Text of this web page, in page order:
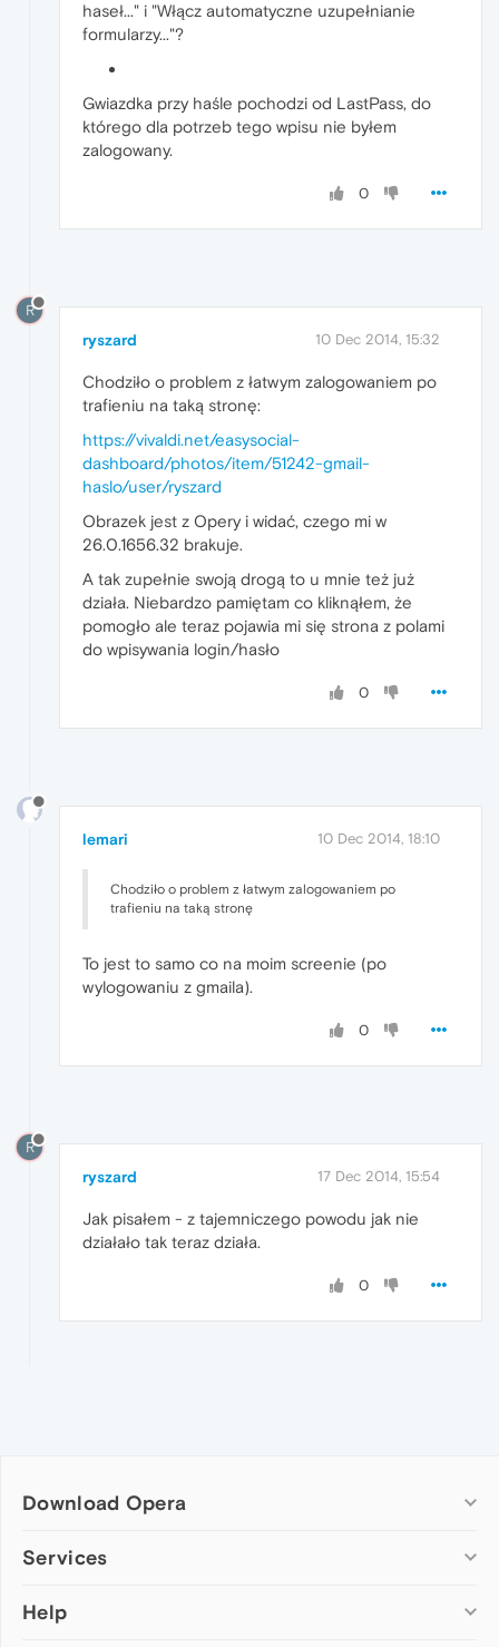
haseł..." i "Włącz automatyczne uzupełnianie
formularzy..."?
Gwiazdka przy haśle pochodzi od LastPass, do
którego dla potrzeb tego wpisu nie byłem
zalogowany.
0
R
ryszard 10 Dec 2014, 15:32
Chodziło o problem z łatwym zalogowaniem po
trafieniu na taką stronę:
https://vivaldi.net/easysocial-
dashboard/photos/item/51242-gmail-
haslo/user/ryszard
Obrazek jest z Opery i widać, czego mi w
26.0.1656.32 brakuje.
A tak zupełnie swoją drogą to u mnie też już
działa. Niebardzo pamiętam co kliknąłem, że
pomogło ale teraz pojawia mi się strona z polami
do wpisywania login/hasło
0
lemari 10 Dec 2014, 18:10
Chodziło o problem z łatwym zalogowaniem po
trafieniu na taką stronę
To jest to samo co na moim screenie (po
wylogowaniu z gmaila).
0
R
ryszard 17 Dec 2014, 15:54
Jak pisałem - z tajemniczego powodu jak nie
działało tak teraz działa.
0
Download Opera
Computer browsers
Opera for Mac
Services
Add-ons
Help